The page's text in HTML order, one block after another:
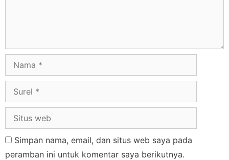
Simpan nama, email, dan situs web saya pada
peramban ini untuk komentar saya berikutnya.